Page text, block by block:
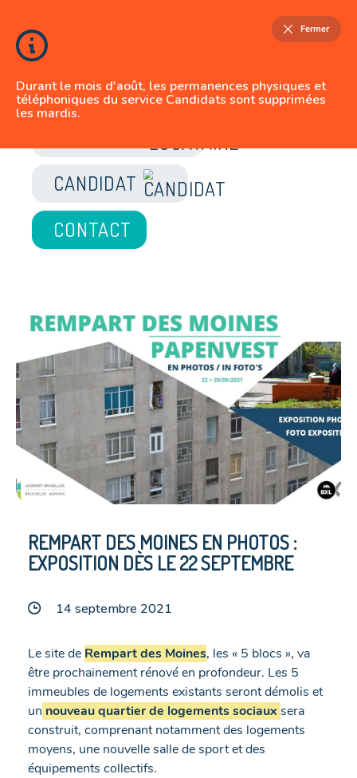
Durant le mois d'août, les permanences physiques et
téléphoniques du service Candidats sont supprimées
les mardis.
Fermer
JE SUIS
LOCATAIRE
CANDIDAT
REMPART DES MOINES EN PHOTOS :
EXPOSITION DÈS LE 22 SEPTEMBRE
14 septembre 2021
Le site de Rempart des Moines, les « 5 blocs », va
être prochainement rénové en profondeur. Les 5
immeubles de logements existants seront démolis et
un nouveau quartier de logements sociaux sera
construit, comprenant notamment des logements
moyens, une nouvelle salle de sport et des
équipements collectifs.